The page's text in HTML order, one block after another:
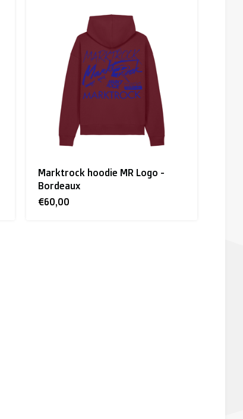
Marktrock hoodie MR Logo -
Bordeaux
€60,00